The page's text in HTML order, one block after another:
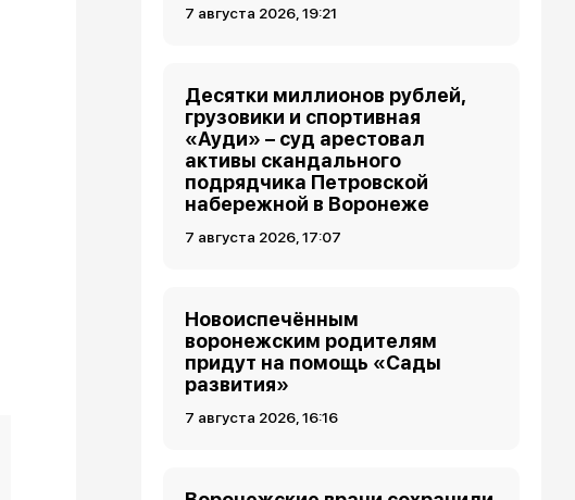
7 августа 2026, 19:21
Десятки миллионов рублей,
грузовики и спортивная
«Ауди» – суд арестовал
активы скандального
подрядчика Петровской
набережной в Воронеже
7 августа 2026, 17:07
Новоиспечённым
воронежским родителям
придут на помощь «Сады
развития»
7 августа 2026, 16:16